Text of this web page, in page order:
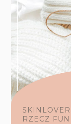
RZECZ